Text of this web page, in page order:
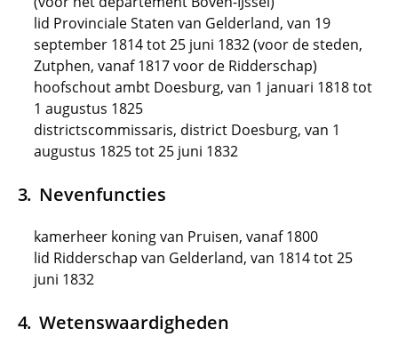
lid Provinciale Staten van Gelderland, van 19
september 1814 tot 25 juni 1832 (voor de steden,
Zutphen, vanaf 1817 voor de Ridderschap)
hoofschout ambt Doesburg, van 1 januari 1818 tot
1 augustus 1825
districtscommissaris, district Doesburg, van 1
augustus 1825 tot 25 juni 1832
Nevenfuncties
kamerheer koning van Pruisen, vanaf 1800
lid Ridderschap van Gelderland, van 1814 tot 25
juni 1832
Wetenswaardigheden